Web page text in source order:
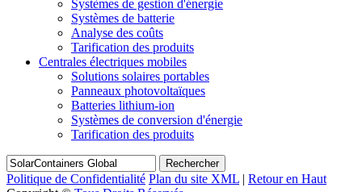
Systèmes de gestion d'énergie
Systèmes de batterie
Analyse des coûts
Tarification des produits
Centrales électriques mobiles
Solutions solaires portables
Panneaux photovoltaïques
Batteries lithium-ion
Systèmes de conversion d'énergie
Tarification des produits
Rechercher
Politique de Confidentialité Plan du site XML | Retour en Haut